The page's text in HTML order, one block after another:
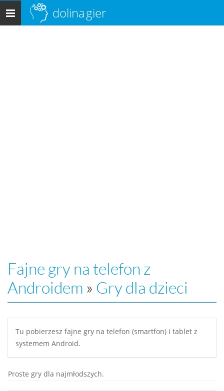
Menu
główne
dolinagier
Fajne gry na telefon z
Androidem » Gry dla dzieci
Tu pobierzesz fajne gry na telefon (smartfon) i tablet z
systemem Android.
Proste gry dla najmłodszych.